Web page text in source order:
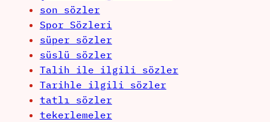
son sözler
Spor Sözleri
süper sözler
süslü sözler
Talih ile ilgili sözler
Tarihle ilgili sözler
tatlı sözler
tekerlemeler